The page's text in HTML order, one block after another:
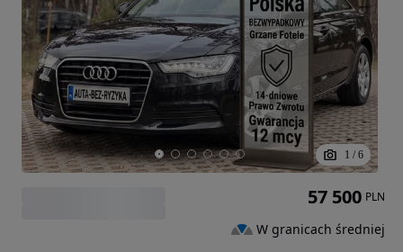
1 / 6
57 500 PLN
W granicach średniej